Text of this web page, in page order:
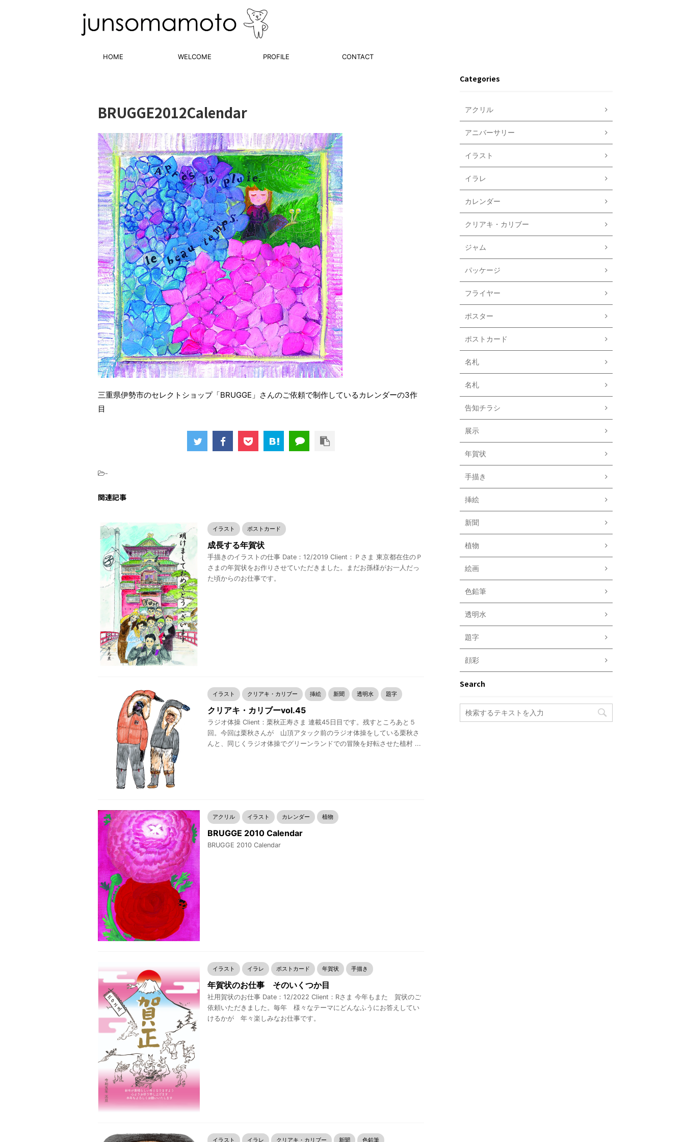
HOME WELCOME PROFILE CONTACT
BRUGGE2012Calendar
三重県伊勢市のセレクトショップ「BRUGGE」さんのご依頼で制作しているカレンダーの3作
目
-
関連記事
イラスト ポストカード
成長する年賀状
手描きのイラストの仕事 Date：12/2019 Client：Ｐさま 東京都在住のＰ
さまの年賀状をお作りさせていただきました。まだお孫様がお一人だっ
た頃からのお仕事です。
イラスト クリアキ・カリブー 挿絵 新聞 透明水 題字
クリアキ・カリブーvol.45
ラジオ体操 Client：栗秋正寿さま 連載45日目です。残すところあと５
回。今回は栗秋さんが 山頂アタック前のラジオ体操をしている栗秋さ
んと、同じくラジオ体操でグリーンランドでの冒険を好転させた植村 ...
アクリル イラスト カレンダー 植物
BRUGGE 2010 Calendar
BRUGGE 2010 Calendar
イラスト イラレ ポストカード 年賀状 手描き
年賀状のお仕事 そのいくつか目
社用賀状のお仕事 Date：12/2022 Client：Rさま 今年もまた 賀状のご
依頼いただきました。毎年 様々なテーマにどんなふうにお答えしてい
けるかが 年々楽しみなお仕事です。
イラスト イラレ クリアキ・カリブー 新聞 色鉛筆
Categories
アクリル
アニバーサリー
イラスト
イラレ
カレンダー
クリアキ・カリブー
ジャム
パッケージ
フライヤー
ポスター
ポストカード
名札
名札
告知チラシ
展示
年賀状
手描き
挿絵
新聞
植物
絵画
色鉛筆
透明水
題字
顔彩
Search